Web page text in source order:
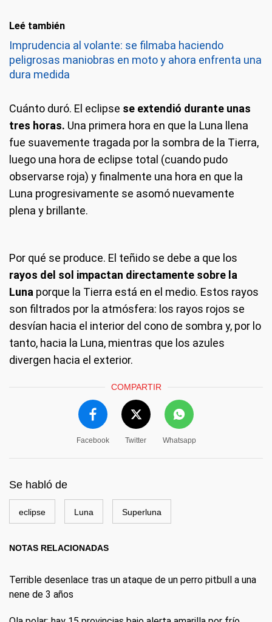
Leé también
Imprudencia al volante: se filmaba haciendo
peligrosas maniobras en moto y ahora enfrenta una
dura medida
Cuánto duró. El eclipse se extendió durante unas
tres horas. Una primera hora en que la Luna llena
fue suavemente tragada por la sombra de la Tierra,
luego una hora de eclipse total (cuando pudo
observarse roja) y finalmente una hora en que la
Luna progresivamente se asomó nuevamente
plena y brillante.
Por qué se produce. El teñido se debe a que los
rayos del sol impactan directamente sobre la
Luna porque la Tierra está en el medio. Estos rayos
son filtrados por la atmósfera: los rayos rojos se
desvían hacia el interior del cono de sombra y, por lo
tanto, hacia la Luna, mientras que los azules
divergen hacia el exterior.
COMPARTIR
Facebook Twitter Whatsapp
Se habló de
eclipse Luna Superluna
NOTAS RELACIONADAS
Terrible desenlace tras un ataque de un perro pitbull a una
nene de 3 años